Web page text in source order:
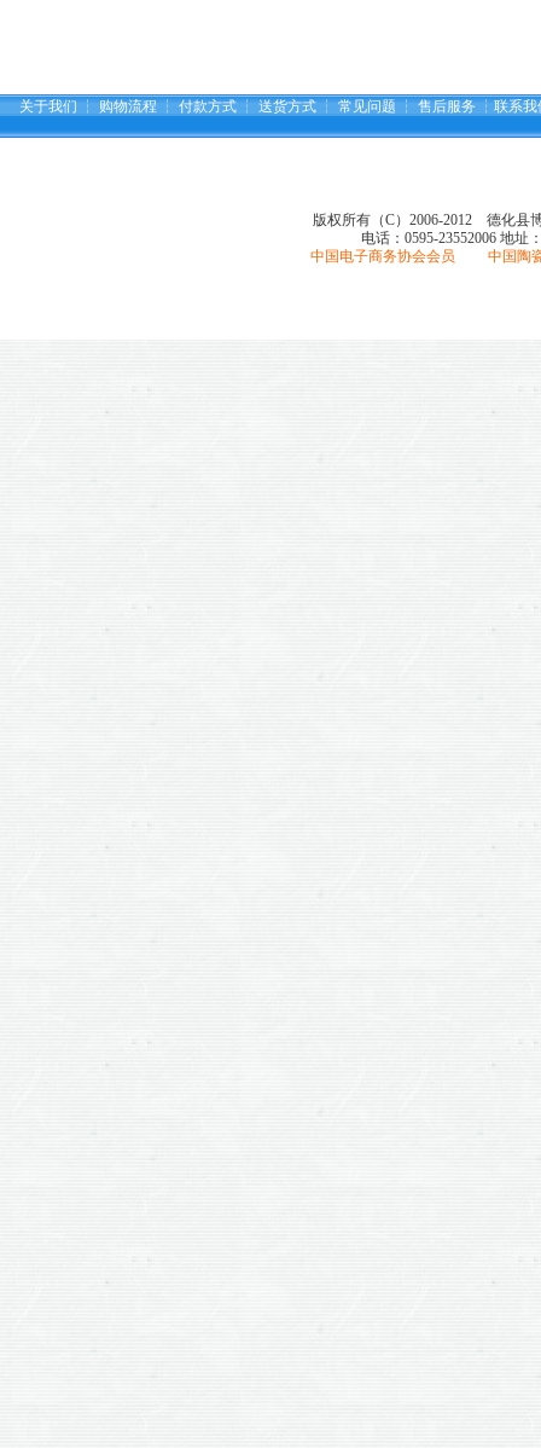
关于我们 ┆ 购物流程 ┆ 付款方式 ┆ 送货方式 ┆ 常见问题 ┆ 售后服务 ┆ 联系我
版权所有（C）2006-2012 德化县
电话：0595-23552006 地址
中国电子商务协会会员 中国陶